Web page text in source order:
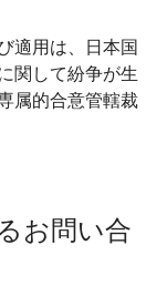
適用は、日本国
関して紛争が生
属的合意管轄裁
お問い合